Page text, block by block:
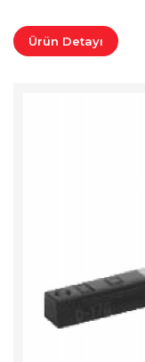
Ürün Detayı